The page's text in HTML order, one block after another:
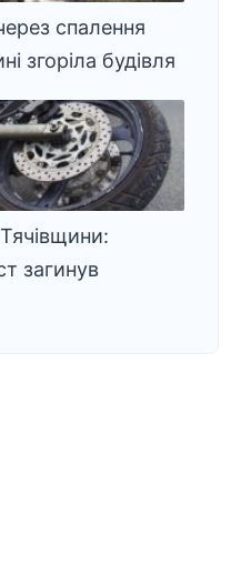
спалення
згоріла будівля
загинув